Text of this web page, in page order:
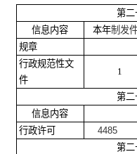
第二
信息内容
本年制发
规章
行政规范性文
件
1
第二
信息内容
行政许可
4485
第二